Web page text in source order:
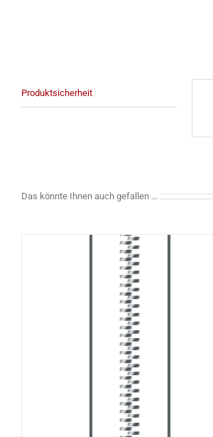
Produktsicherheit
Das könnte Ihnen auch gefallen …